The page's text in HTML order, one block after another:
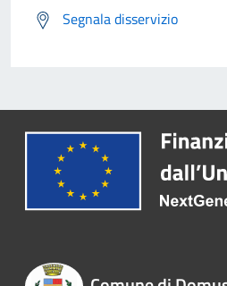
Segnala disservizio